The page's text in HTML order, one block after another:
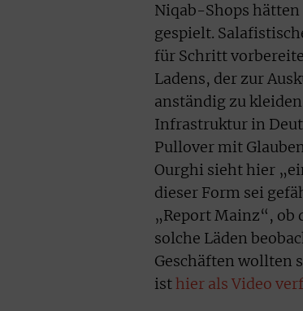
Niqab-Shops
gespielt.
für Schritt
Ladens, der zur
anständig zu
Infrastruktur in
Pullover mit
Ourghi sieht hier
dieser Form sei
„Report Mainz“, ob
solche Läden
Geschäften wollten
isthier als Video